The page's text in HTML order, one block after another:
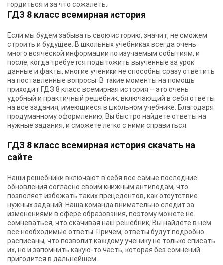
гордиться и за что сожалеть.
ГДЗ 8 класс всемирная история
Если мы будем забывать свою историю, значит, не сможем
строить и будущее. В школьных учебниках всегда очень
много всяческой информации по изучаемым событиям, и
после, когда требуется подытожить выученные за урок
данные и факты, многие ученики не способны сразу ответить
на поставленные вопросы. В такие моменты на помощь
приходит ГДЗ 8 класс всемирная история – это очень
удобный и практичный решебник, включающий в себя ответы
на все задания, имеющиеся в школьном учебнике. Благодаря
продуманному оформлению, Вы быстро найдете ответы на
нужные задания, и сможете легко с ними справиться.
ГДЗ 8 класс всемирная история скачать на
сайте
Наши решебники включают в себя все самые последние
обновления согласно своим книжным антиподам, что
позволяет избежать таких прецедентов, как отсутствие
нужных заданий. Наша команда внимательно следит за
изменениями в сфере образования, поэтому можете не
сомневаться, что скачивая наш решебник, Вы найдете в нем
все необходимые ответы. Причем, ответы будут подробно
расписаны, что позволит каждому ученику не только списать
их, но и запомнить какую-то часть, которая без сомнений
пригодится в дальнейшем.